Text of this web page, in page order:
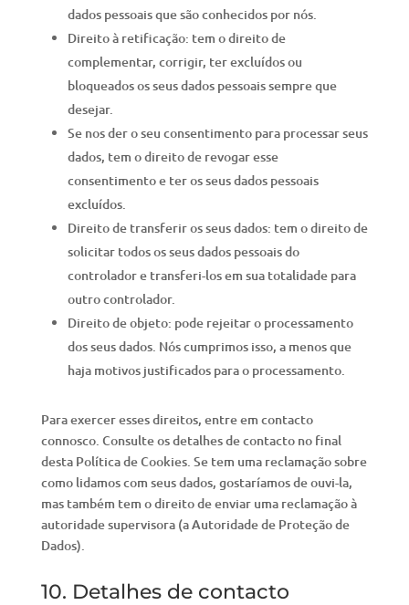
dados pessoais que são conhecidos por nós.
Direito à retificação: tem o direito de
complementar, corrigir, ter excluídos ou
bloqueados os seus dados pessoais sempre que
desejar.
Se nos der o seu consentimento para processar seus
dados, tem o direito de revogar esse
consentimento e ter os seus dados pessoais
excluídos.
Direito de transferir os seus dados: tem o direito de
solicitar todos os seus dados pessoais do
controlador e transferi-los em sua totalidade para
outro controlador.
Direito de objeto: pode rejeitar o processamento
dos seus dados. Nós cumprimos isso, a menos que
haja motivos justificados para o processamento.
Para exercer esses direitos, entre em contacto
connosco. Consulte os detalhes de contacto no final
desta Política de Cookies. Se tem uma reclamação sobre
como lidamos com seus dados, gostaríamos de ouvi-la,
mas também tem o direito de enviar uma reclamação à
autoridade supervisora (a Autoridade de Proteção de
Dados).
10. Detalhes de contacto